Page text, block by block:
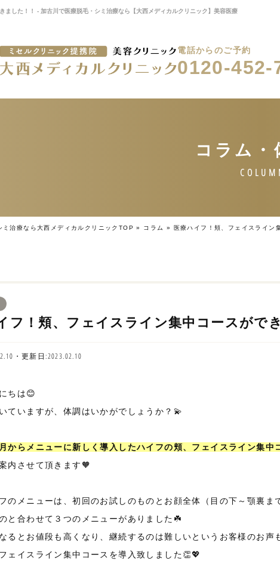
ました！！ - 加古川で医療脱毛・シミ治療なら【大西メディカルクリニック】美容医療
電話からのご予約
0120-452-
ミ治療なら大西メディカルクリニックTOP » コラム » 医療ハイフ！頬、フェイスライン
フ！頬、フェイスライン集中コースがで
・更新日:2023.02.10
ちは😊
ていますが、体調はいかがでしょうか？💫
からメニューに新しく導入したハイフの頬、フェイスライン集中
内させて頂きます🧡
のメニューは、初回のお試しのものとお顔全体（目の下～顎裏ま
と合わせて３つのメニューがありました☘️
るとお値段も高くなり、継続するのは難しいというお客様のお声
ェイスライン集中コースを導入致しました👏💖